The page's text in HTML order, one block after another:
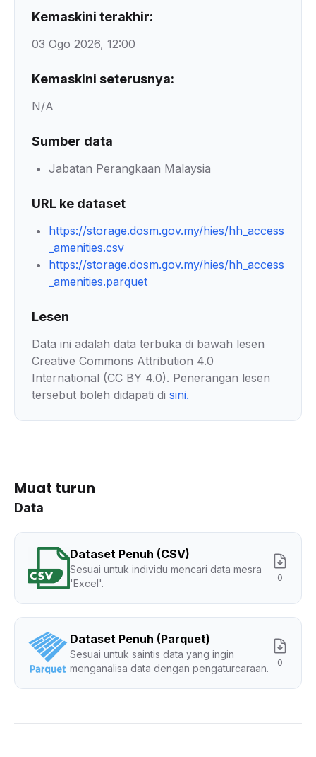
Kemaskini terakhir:
03 Ogo 2026, 12:00
Kemaskini seterusnya:
N/A
Sumber data
Jabatan Perangkaan Malaysia
URL ke dataset
https://storage.dosm.gov.my/hies/hh_access
_amenities.csv
https://storage.dosm.gov.my/hies/hh_access
_amenities.parquet
Lesen
Data ini adalah data terbuka di bawah lesen
Creative Commons Attribution 4.0
International (CC BY 4.0). Penerangan lesen
tersebut boleh didapati di sini.
Muat turun
Data
Dataset Penuh (CSV)
Sesuai untuk individu mencari data mesra
'Excel'.
0
Dataset Penuh (Parquet)
Sesuai untuk saintis data yang ingin
menganalisa data dengan pengaturcaraan.
0